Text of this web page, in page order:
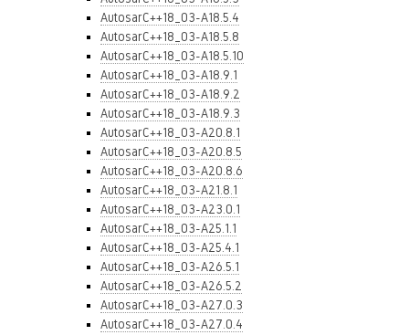
AutosarC++18_03-A18.5.4
AutosarC++18_03-A18.5.8
AutosarC++18_03-A18.5.10
AutosarC++18_03-A18.9.1
AutosarC++18_03-A18.9.2
AutosarC++18_03-A18.9.3
AutosarC++18_03-A20.8.1
AutosarC++18_03-A20.8.5
AutosarC++18_03-A20.8.6
AutosarC++18_03-A21.8.1
AutosarC++18_03-A23.0.1
AutosarC++18_03-A25.1.1
AutosarC++18_03-A25.4.1
AutosarC++18_03-A26.5.1
AutosarC++18_03-A26.5.2
AutosarC++18_03-A27.0.3
AutosarC++18_03-A27.0.4